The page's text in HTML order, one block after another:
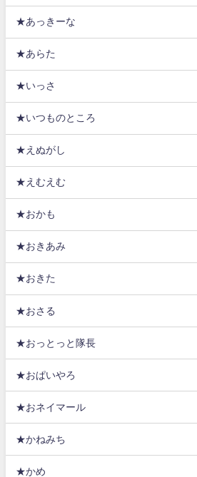
★あっきーな
★あらた
★いっさ
★いつものところ
★えぬがし
★えむえむ
★おかも
★おきあみ
★おきた
★おさる
★おっとっと隊長
★おぱいやろ
★おネイマール
★かねみち
★かめ